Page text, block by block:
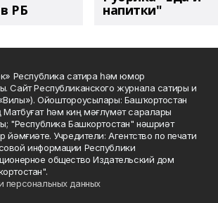
РБ напитки"
Республика сатира һәм юмор
Сайт Республиканского журнала сатиры и
Ойоштороусылары: Башҡортостан
Матбуғат һәм киң мәғлүмәт саралары
"Республика Башкортостан" нәшриәт
йәмғиәте. Учредители: Агентство по печати
информации Республики
общество Издательский дом
персональных данных